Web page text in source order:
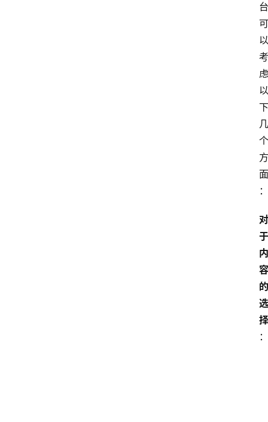
台
可
以
考
虑
以
下
几
个
方
面
：
对
于
内
容
的
选
择
：